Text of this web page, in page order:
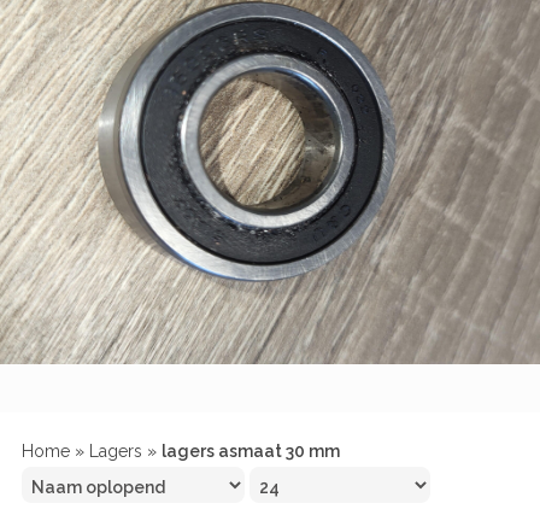
Home » Lagers » lagers asmaat 30 mm